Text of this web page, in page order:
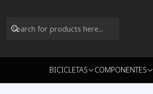
BICICLETAS COMPONENTES